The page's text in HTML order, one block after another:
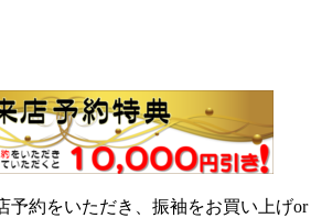
予約をいただき、振袖をお買い上げor